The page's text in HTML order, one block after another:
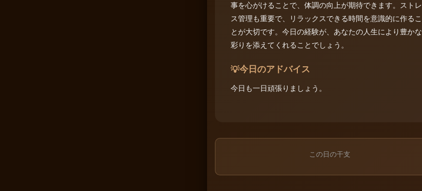
事を心がけることで、体調の向上が期待できます。ストレ
ス管理も重要で、リラックスできる時間を意識的に作るこ
とが大切です。今日の経験が、あなたの人生により豊かな
彩りを添えてくれることでしょう。
💡今日のアドバイス
今日も一日頑張りましょう。
この日の干支